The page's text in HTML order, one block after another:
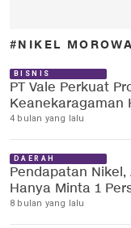
#NIKEL
BISNIS
PT Vale Perkuat
Keanekaragaman
4 bulan yang lalu
DAERAH
Pendapatan
Hanya Minta 1
8 bulan yang lalu